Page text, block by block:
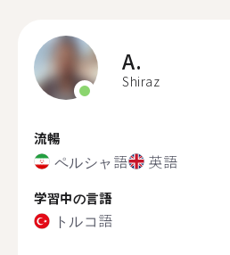
A.
Shiraz
流暢
ペルシャ語 英語
学習中の言語
トルコ語